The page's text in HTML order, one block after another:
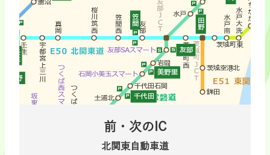
前・次のIC
北関東自動車道